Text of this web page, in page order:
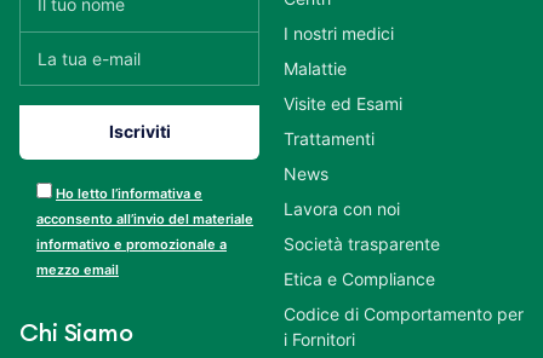
Ho letto l’informativa e
acconsento all’invio del materiale
informativo e promozionale a
mezzo email
Chi Siamo
I nostri medici
Malattie
Visite ed Esami
Trattamenti
News
Lavora con noi
Società trasparente
Etica e Compliance
Codice di Comportamento per
i Fornitori